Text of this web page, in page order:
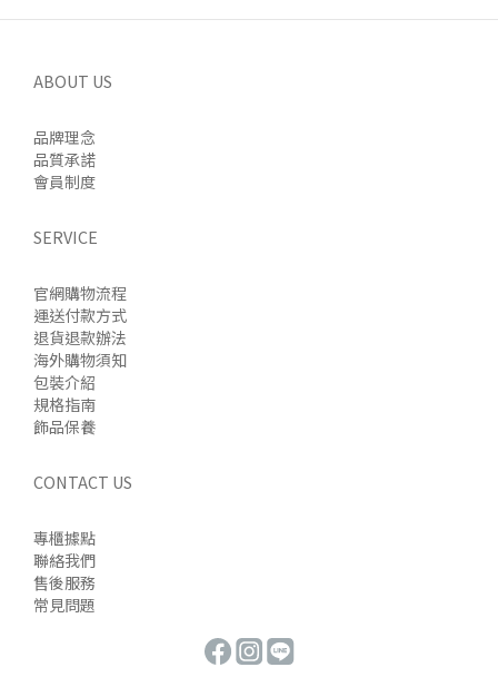
ABOUT US
品牌理念
品質承諾
會員制度
SERVICE
官網購物流程
運送付款方式
退貨退款辦法
海外購物須知
包裝介紹
規格指南
飾品保養
CONTACT US
專櫃據點
聯絡我們
售後服務
常見問題